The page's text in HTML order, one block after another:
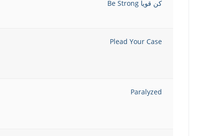
كن قويا Be Strong
Plead Your Case
Paralyzed